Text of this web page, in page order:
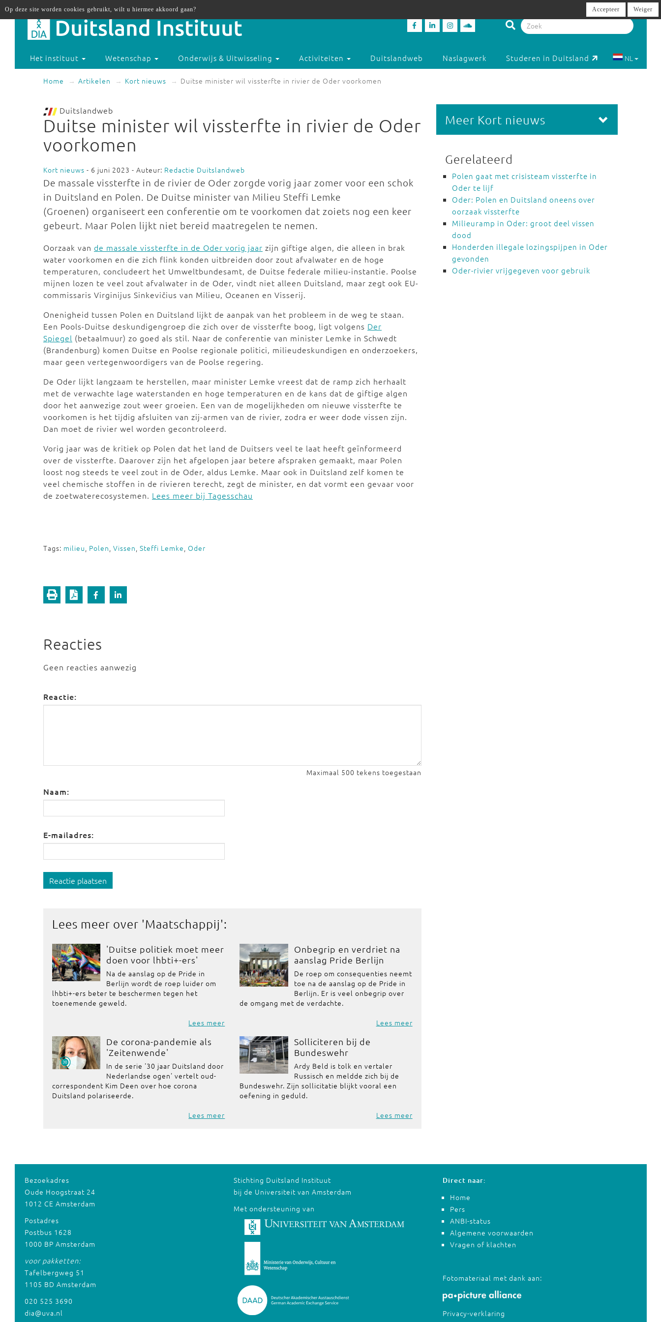
Het instituut Wetenschap Onderwijs & Uitwisseling Activiteiten Duitslandweb Naslagwerk Studeren in Duitsland NL
Home Artikelen Kort nieuws Duitse minister wil vissterfte in rivier de Oder voorkomen
Duitslandweb
Duitse minister wil vissterfte in rivier de Oder
voorkomen
Kort nieuws - 6 juni 2023 - Auteur: Redactie Duitslandweb
De massale vissterfte in de rivier de Oder zorgde vorig jaar zomer voor een schok
in Duitsland en Polen. De Duitse minister van Milieu Steffi Lemke
(Groenen) organiseert een conferentie om te voorkomen dat zoiets nog een keer
gebeurt. Maar Polen lijkt niet bereid maatregelen te nemen.
Oorzaak van de massale vissterfte in de Oder vorig jaar zijn giftige algen, die alleen in brak
water voorkomen en die zich flink konden uitbreiden door zout afvalwater en de hoge
temperaturen, concludeert het Umweltbundesamt, de Duitse federale milieu-instantie. Poolse
mijnen lozen te veel zout afvalwater in de Oder, vindt niet alleen Duitsland, maar zegt ook EU-
commissaris Virginijus Sinkevičius van Milieu, Oceanen en Visserij.
Onenigheid tussen Polen en Duitsland lijkt de aanpak van het probleem in de weg te staan.
Een Pools-Duitse deskundigengroep die zich over de vissterfte boog, ligt volgens Der
Spiegel (betaalmuur) zo goed als stil. Naar de conferentie van minister Lemke in Schwedt
(Brandenburg) komen Duitse en Poolse regionale politici, milieudeskundigen en onderzoekers,
maar geen vertegenwoordigers van de Poolse regering.
De Oder lijkt langzaam te herstellen, maar minister Lemke vreest dat de ramp zich herhaalt
met de verwachte lage waterstanden en hoge temperaturen en de kans dat de giftige algen
door het aanwezige zout weer groeien. Een van de mogelijkheden om nieuwe vissterfte te
voorkomen is het tijdig afsluiten van zij-armen van de rivier, zodra er weer dode vissen zijn.
Dan moet de rivier wel worden gecontroleerd.
Vorig jaar was de kritiek op Polen dat het land de Duitsers veel te laat heeft geïnformeerd
over de vissterfte. Daarover zijn het afgelopen jaar betere afspraken gemaakt, maar Polen
loost nog steeds te veel zout in de Oder, aldus Lemke. Maar ook in Duitsland zelf komen te
veel chemische stoffen in de rivieren terecht, zegt de minister, en dat vormt een gevaar voor
de zoetwaterecosystemen. Lees meer bij Tagesschau
Tags: milieu, Polen, Vissen, Steffi Lemke, Oder
Reacties
Geen reacties aanwezig
Reactie:
Maximaal 500 tekens toegestaan
Naam:
E-mailadres:
Reactie plaatsen
Lees meer over 'Maatschappij':
'Duitse politiek moet meer
doen voor lhbti+-ers'
Na de aanslag op de Pride in
Berlijn wordt de roep luider om
lhbti+-ers beter te beschermen tegen het
toenemende geweld.
Lees meer
Onbegrip en verdriet na
aanslag Pride Berlijn
De roep om consequenties neemt
toe na de aanslag op de Pride in
Berlijn. Er is veel onbegrip over
de omgang met de verdachte.
Lees meer
De corona-pandemie als
'Zeitenwende'
In de serie '30 jaar Duitsland door
Nederlandse ogen' vertelt oud-
correspondent Kim Deen over hoe corona
Duitsland polariseerde.
Lees meer
Solliciteren bij de
Bundeswehr
Ardy Beld is tolk en vertaler
Russisch en meldde zich bij de
Bundeswehr. Zijn sollicitatie blijkt vooral een
oefening in geduld.
Lees meer
Meer Kort nieuws
Gerelateerd
Polen gaat met crisisteam vissterfte in
Oder te lijf
Oder: Polen en Duitsland oneens over
oorzaak vissterfte
Milieuramp in Oder: groot deel vissen
dood
Honderden illegale lozingspijpen in Oder
gevonden
Oder-rivier vrijgegeven voor gebruik
Bezoekadres
Oude Hoogstraat 24
1012 CE Amsterdam
Postadres
Postbus 1628
1000 BP Amsterdam
voor pakketten:
Tafelbergweg 51
1105 BD Amsterdam
020 525 3690
dia@uva.nl
Stichting Duitsland Instituut
bij de Universiteit van Amsterdam
Met ondersteuning van
Direct naar:
Home
Pers
ANBI-status
Algemene voorwaarden
Vragen of klachten
Fotomateriaal met dank aan:
Privacy-verklaring
Op deze site worden cookies gebruikt, wilt u hiermee akkoord gaan? Accepteer Weiger